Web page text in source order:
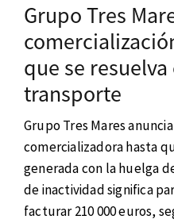
Grupo Tres
que se
transporte
Grupo Tres Mares
comercializadora hasta
generada con la huelga
de inactividad significa
facturar 210 000 euros,